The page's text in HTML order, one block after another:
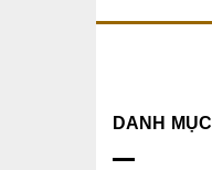
DANH MỤC